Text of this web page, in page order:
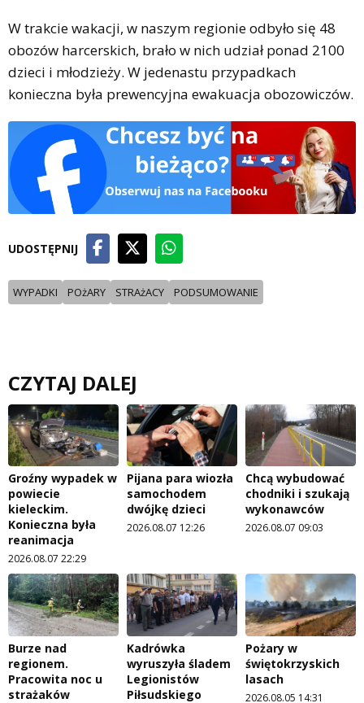
W trakcie wakacji, w naszym regionie odbyło się 48
obozów harcerskich, brało w nich udział ponad 2100
dzieci i młodzieży. W jedenastu przypadkach
konieczna była prewencyjna ewakuacja obozowiczów.
UDOSTĘPNIJ
WYPADKI POżARY STRAżACY PODSUMOWANIE
CZYTAJ DALEJ
Groźny wypadek w
powiecie
kieleckim.
Konieczna była
reanimacja
2026.08.07 22:29
Pijana para wiozła
samochodem
dwójkę dzieci
2026.08.07 12:26
Chcą wybudować
chodniki i szukają
wykonawców
2026.08.07 09:03
Burze nad
regionem.
Pracowita noc u
strażaków
Kadrówka
wyruszyła śladem
Legionistów
Piłsudskiego
Pożary w
świętokrzyskich
lasach
2026.08.05 14:31